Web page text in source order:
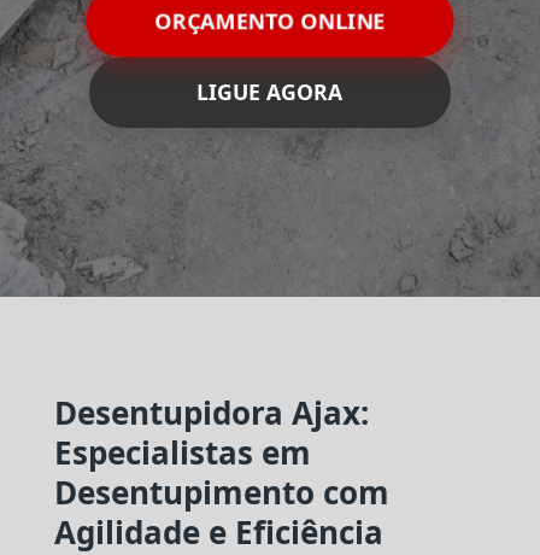
ORÇAMENTO ONLINE
LIGUE AGORA
Desentupidora Ajax:
Especialistas em
Desentupimento com
Agilidade e Eficiência